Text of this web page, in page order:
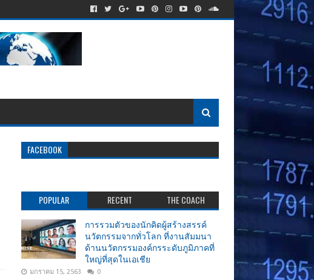
FACEBOOK
POPULAR RECENT THE COACH
การรวมตัวของนักคิดผู้สร้างสรรค์
นวัตกรรมจากทั่วโลก ที่งานสัมมนา
ด้านนวัตกรรมองค์กรระดับภูมิภาคที่
ใหญ่ที่สุดในเอเชีย
มกราคม 15, 2563 0